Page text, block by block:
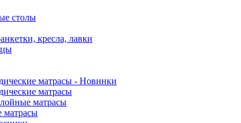
столы
кресла, лавки
матрасы - Новинки
матрасы
матрасы
матрасы